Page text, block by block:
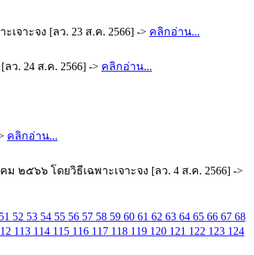
จาะจง [ลว. 23 ส.ค. 2566] -> คลิกอ่าน...
ว. 24 ส.ค. 2566] -> คลิกอ่าน...
คลิกอ่าน...
๒๕๖๖ โดยวิธีเฉพาะเจาะจง [ลว. 4 ส.ค. 2566] ->
51 52 53 54 55 56 57 58 59 60 61 62 63 64 65 66 67 68
113 114 115 116 117 118 119 120 121 122 123 124